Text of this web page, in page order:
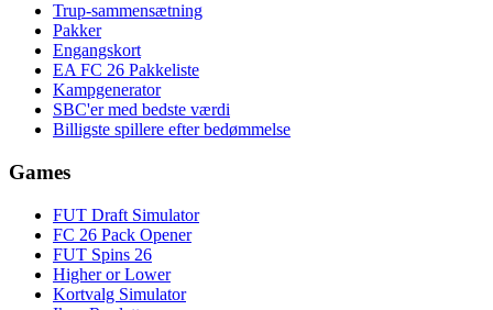
Trup-sammensætning
Pakker
Engangskort
EA FC 26 Pakkeliste
Kampgenerator
SBC'er med bedste værdi
Billigste spillere efter bedømmelse
Games
FUT Draft Simulator
FC 26 Pack Opener
FUT Spins 26
Higher or Lower
Kortvalg Simulator